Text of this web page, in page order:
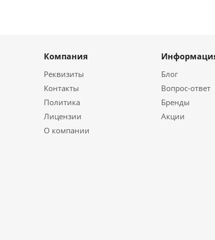
Компания
Реквизиты
Контакты
Политика
Лицензии
О компании
Блог
Вопрос-ответ
Бренды
Акции